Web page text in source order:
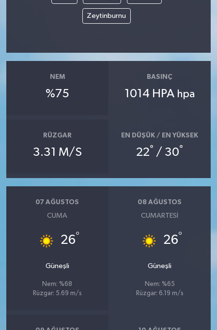
Zeytinburnu
NEM
%75
BASINÇ
1014 HPA hpa
RÜZGAR
3.31 M/S
EN DÜŞÜK / EN YÜKSEK
22° / 30°
07 AĞUSTOS
CUMA
26°
Güneşli
Nem: %68
Rüzgar: 5.69 m/s
08 AĞUSTOS
CUMARTESI
26°
Güneşli
Nem: %65
Rüzgar: 6.19 m/s